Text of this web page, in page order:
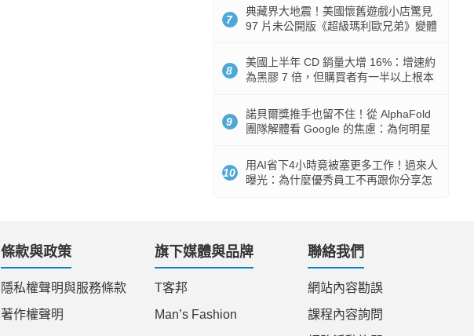
7
典藏界大地震！美國懷舊遊戲小店驚見
97 片未公開版《超級瑪利歐兄弟》變體
8
美國上半年 CD 銷量大增 16%：增速約
為黑膠 7 倍，但購買者有一半以上根本
9
諾貝爾獎推手也留不住！從 AlphaFold
團隊解體看 Google 的焦慮：為何明星
10
用AI省下4小時竟被塞更多工作！過來人
曝光：為什麼優秀員工不再跟你分享怎
條款與政策
隱私權聲明與服務條款
著作權聲明
旗下媒體與品牌
T客邦
Man’s Fashion
聯絡我們
網站內容勘誤
課程內容詢問